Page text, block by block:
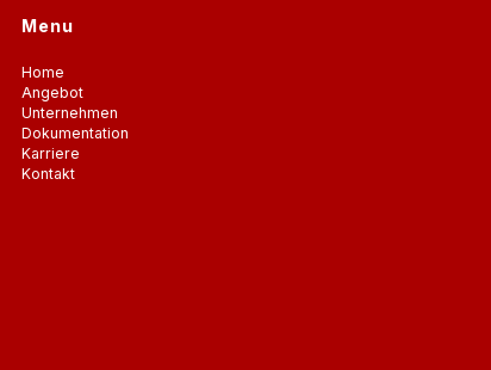
Menu
Home
Angebot
Unternehmen
Dokumentation
Karriere
Kontakt